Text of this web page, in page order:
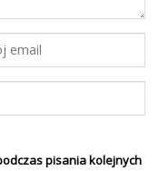
pisania kolejnych